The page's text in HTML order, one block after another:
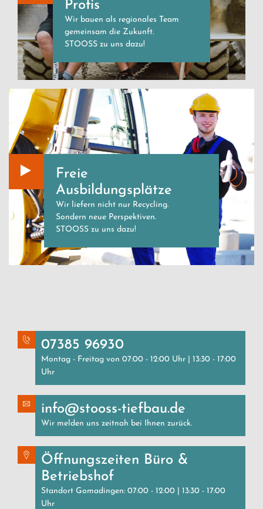
Profis
Wir bauen als regionales Team
gemeinsam die Zukunft.
STOOSS zu uns dazu!
Freie
Ausbildungsplätze
Wir liefern nicht nur Recycling.
Sondern neue Perspektiven.
STOOSS zu uns dazu!
07385 96930
Montag - Freitag von 07:00 - 12:00 Uhr | 13:30 - 17:00
Uhr
info@stooss-tiefbau.de
Wir melden uns zeitnah bei Ihnen zurück.
Öffnungszeiten Büro &
Betriebshof
Standort Gomadingen: 07:00 - 12:00 | 13:30 - 17:00
Uhr